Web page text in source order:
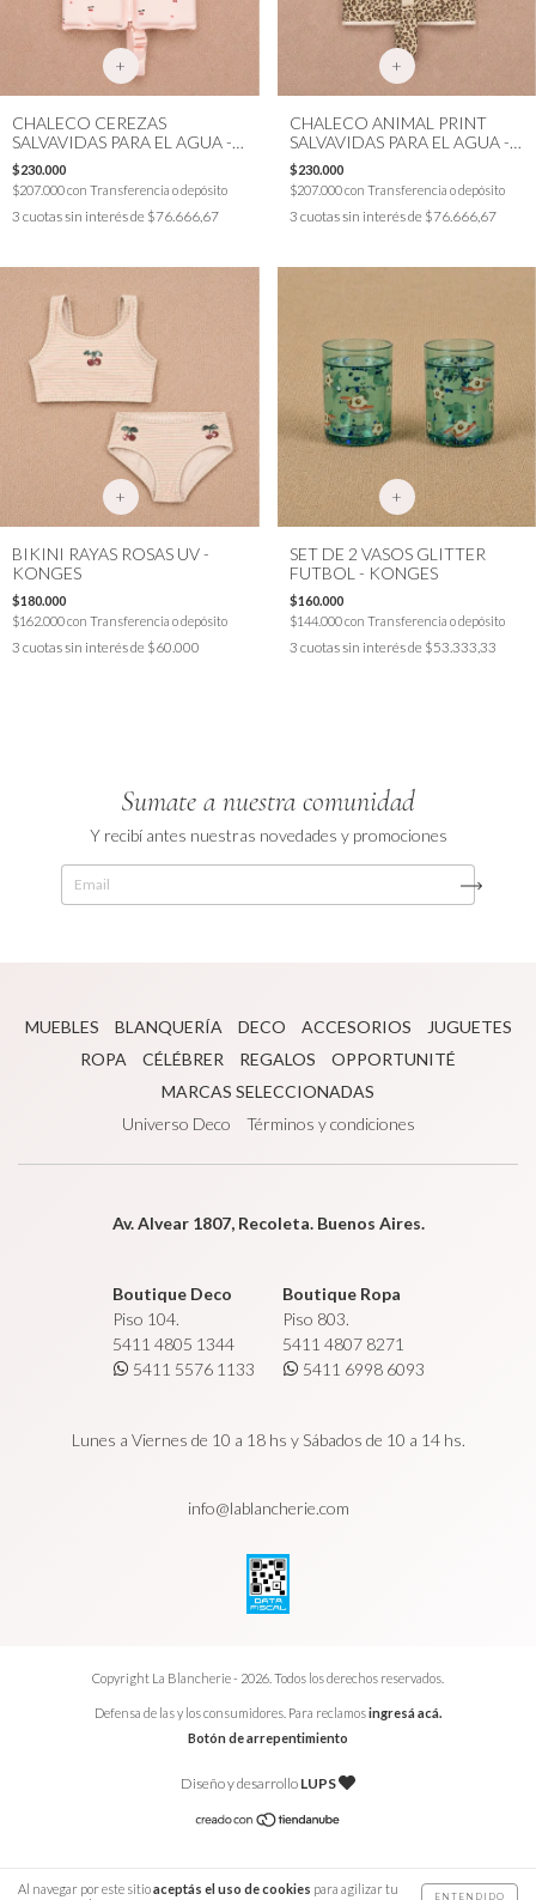
Al navegar por este sitioaceptás el uso de cookies para agilizar tu
ENTENDIDO
+
CHALECO CEREZAS
SALVAVIDAS PARA EL AGUA -
KONGES
$230.000
$207.000con Transferencia o depósito
3 cuotas sin interés de $76.666,67
+
CHALECO ANIMAL PRINT
SALVAVIDAS PARA EL AGUA -
KONGES
$230.000
$207.000con Transferencia o depósito
3 cuotas sin interés de $76.666,67
+
BIKINI RAYAS ROSAS UV -
KONGES
$180.000
$162.000con Transferencia o depósito
3 cuotas sin interés de $60.000
+
SET DE 2 VASOS GLITTER
FUTBOL - KONGES
$160.000
$144.000con Transferencia o depósito
3 cuotas sin interés de $53.333,33
Sumate a nuestra comunidad
Y recibí antes nuestras novedades y promociones
MUEBLES BLANQUERÍA DECO ACCESORIOS
JUGUETES
ROPA
CÉLÉBRER REGALOS
OPPORTUNITÉ
MARCAS SELECCIONADAS
Universo Deco
Términos y condiciones
Av. Alvear 1807, Recoleta. Buenos Aires.
Boutique Deco
Piso 104.
5411 4805 1344
5411 5576 1133
Boutique Ropa
Piso 803.
5411 4807 8271
5411 6998 6093
Lunes a Viernes de 10 a 18 hs y Sábados de 10 a 14 hs.
info@lablancherie.com
Copyright La Blancherie - 2026. Todos los derechos reservados.
Defensa de las y los consumidores. Para reclamosingresá acá.
Botón de arrepentimiento
Diseño y desarrollo LUPS